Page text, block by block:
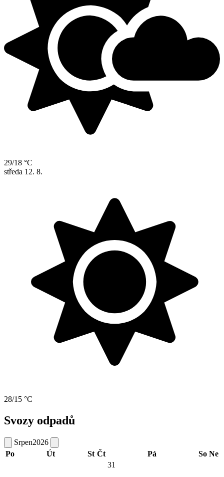
29/18 °C
středa 12. 8.
28/15 °C
Svozy odpadů
Srpen2026
Po
Út St Čt Pá So Ne
31